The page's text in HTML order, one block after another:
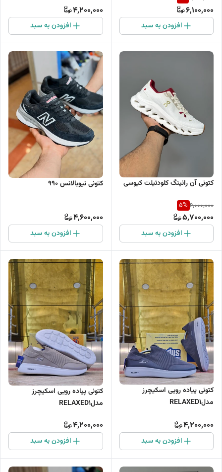
6,100,000
افزودن به سبد
4,200,000
افزودن به سبد
کتونی آن رانینگ کلودتیلت کیوسی
6,000,000
5%
5,700,000
افزودن به سبد
کتونی نیوبالانس 990
4,600,000
افزودن به سبد
کتونی پیاده رویی اسکیچرز
مدلRELAXED1
4,200,000
افزودن به سبد
کتونی پیاده رویی اسکیچرز
مدلRELAXED1
4,200,000
افزودن به سبد